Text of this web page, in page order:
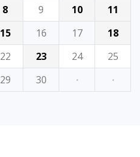
8 9 10
11
15 16 17
18
22 23 24
25
29 30 · ·